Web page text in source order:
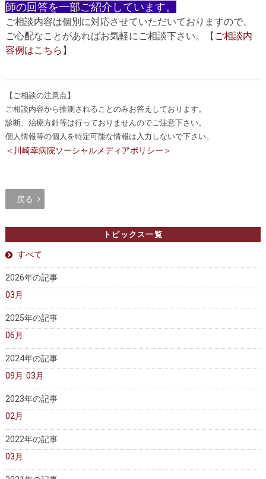
師の回答を一部ご紹介しています。
ご相談内容は個別に対応させていただいておりますので、
ご心配なことがあればお気軽にご相談下さい。
【 ご相談内
容例はこちら 】
【ご相談の注意点】
ご相談内容から推測されることのみお答えしております。
診断、治療方針等は行っておりませんのでご注意下さい。
個人情報等の個人を特定可能な情報は入力しないで下さい。
＜川崎幸病院ソーシャルメディアポリシー＞
戻る
トピックス一覧
すべて
2026年の記事
03月
2025年の記事
06月
2024年の記事
09月 03月
2023年の記事
02月
2022年の記事
03月